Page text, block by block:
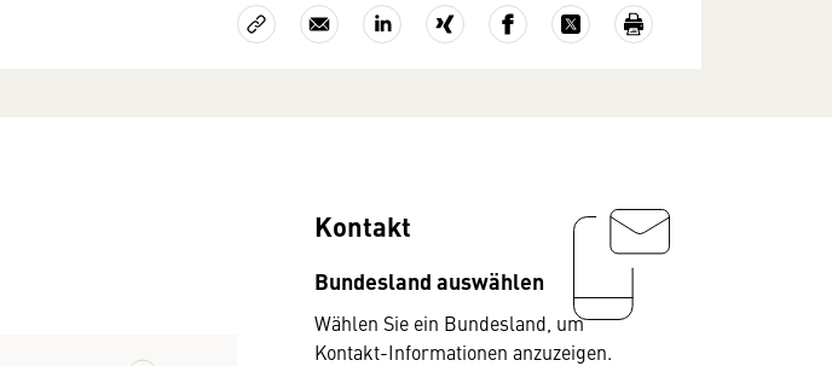
Kontakt
Bundesland auswählen
Wählen Sie ein Bundesland, um
Kontakt-Informationen anzuzeigen.